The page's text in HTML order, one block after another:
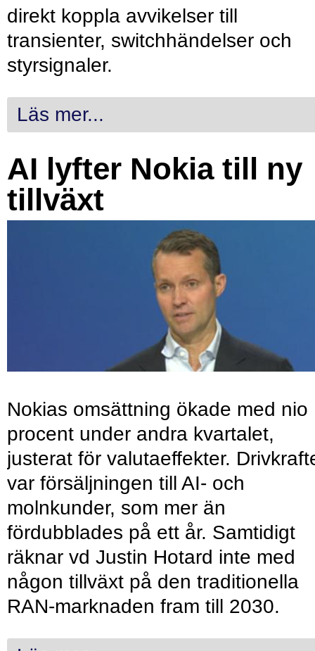
direkt koppla avvikelser till
transienter, switchhändelser och
styrsignaler.
Läs mer...
AI lyfter Nokia till ny
tillväxt
Nokias omsättning ökade med nio
procent under andra kvartalet,
justerat för valutaeffekter.
var försäljningen till AI- och
molnkunder, som mer än
fördubblades på ett år. Samtidigt
räknar vd Justin Hotard inte med
någon tillväxt på den traditionella
RAN-marknaden fram till 2030.